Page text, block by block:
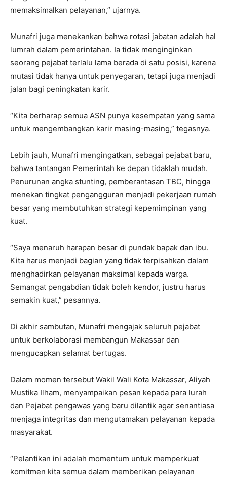
memaksimalkan pelayanan,” ujarnya.
Munafri juga menekankan bahwa rotasi jabatan adalah hal
lumrah dalam pemerintahan. Ia tidak menginginkan
seorang pejabat terlalu lama berada di satu posisi, karena
mutasi tidak hanya untuk penyegaran, tetapi juga menjadi
jalan bagi peningkatan karir.
“Kita berharap semua ASN punya kesempatan yang sama
untuk mengembangkan karir masing-masing,” tegasnya.
Lebih jauh, Munafri mengingatkan, sebagai pejabat baru,
bahwa tantangan Pemerintah ke depan tidaklah mudah.
Penurunan angka stunting, pemberantasan TBC, hingga
menekan tingkat pengangguran menjadi pekerjaan rumah
besar yang membutuhkan strategi kepemimpinan yang
kuat.
“Saya menaruh harapan besar di pundak bapak dan ibu.
Kita harus menjadi bagian yang tidak terpisahkan dalam
menghadirkan pelayanan maksimal kepada warga.
Semangat pengabdian tidak boleh kendor, justru harus
semakin kuat,” pesannya.
Di akhir sambutan, Munafri mengajak seluruh pejabat
untuk berkolaborasi membangun Makassar dan
mengucapkan selamat bertugas.
Dalam momen tersebut Wakil Wali Kota Makassar, Aliyah
Mustika Ilham, menyampaikan pesan kepada para lurah
dan Pejabat pengawas yang baru dilantik agar senantiasa
menjaga integritas dan mengutamakan pelayanan kepada
masyarakat.
“Pelantikan ini adalah momentum untuk memperkuat
komitmen kita semua dalam memberikan pelayanan